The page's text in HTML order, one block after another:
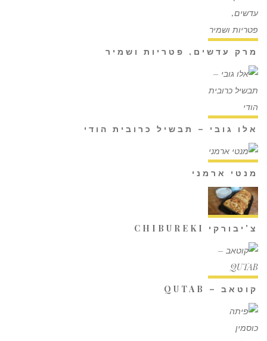
מרק עדשים, פטריות ושמיר
אלו גובי – תבשיל כרובית הודי
מנטי ארמני
צ'יבורקי CHIBUREKI
קוטאב – QUTAB